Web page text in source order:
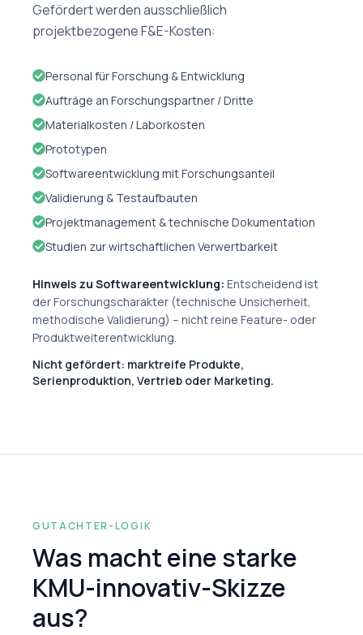
Gefördert werden ausschließlich
projektbezogene F&E-Kosten:
Personal für Forschung & Entwicklung
Aufträge an Forschungspartner / Dritte
Materialkosten / Laborkosten
Prototypen
Softwareentwicklung mit Forschungsanteil
Validierung & Testaufbauten
Projektmanagement & technische Dokumentation
Studien zur wirtschaftlichen Verwertbarkeit
Hinweis zu Softwareentwicklung: Entscheidend ist
der Forschungscharakter (technische Unsicherheit,
methodische Validierung) – nicht reine Feature- oder
Produktweiterentwicklung.
Nicht gefördert: marktreife Produkte,
Serienproduktion, Vertrieb oder Marketing.
GUTACHTER-LOGIK
Was macht eine starke
KMU-innovativ-Skizze
aus?